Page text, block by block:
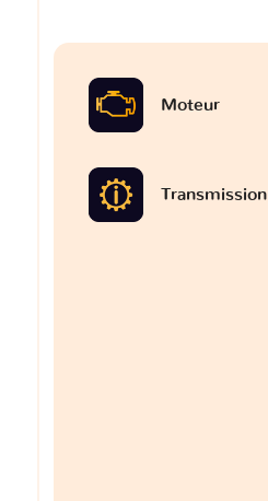
Moteur
Transmission